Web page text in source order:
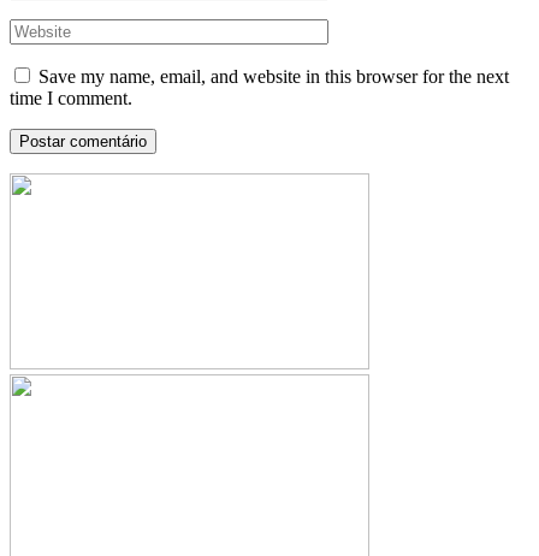
Save my name, email, and website in this browser for the next
time I comment.